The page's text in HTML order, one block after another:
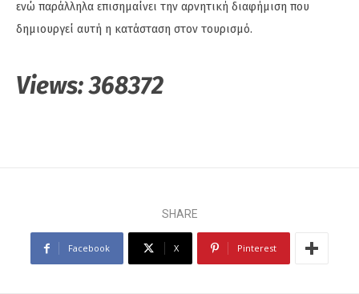
ενώ παράλληλα επισημαίνει την αρνητική διαφήμιση που
δημιουργεί αυτή η κατάσταση στον τουρισμό.
Views:368372
SHARE
Facebook X Pinterest